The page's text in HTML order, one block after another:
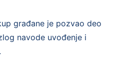
građane je pozvao deo
navode uvođenje i